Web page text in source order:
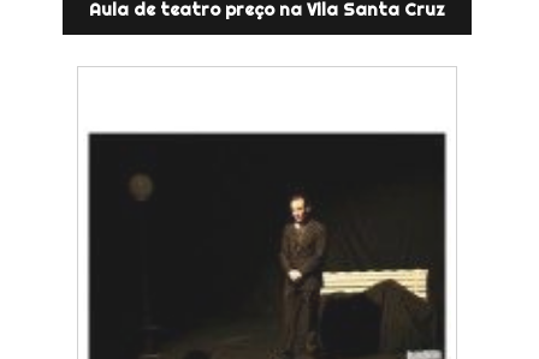
Aula de teatro preço na Vila Santa Cruz